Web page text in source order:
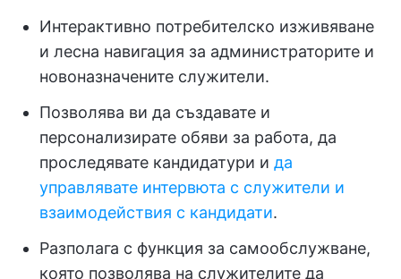
Интерактивно потребителско изживяване
и лесна навигация за администраторите и
новоназначените служители.
Позволява ви да създавате и
персонализирате обяви за работа, да
проследявате кандидатури и да
управлявате интервюта с служители и
взаимодействия с кандидати.
Разполага с функция за самообслужване,
която позволява на служителите да